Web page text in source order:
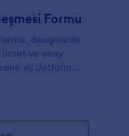
Formu
danışmanlık
ve onay
ve Jotform